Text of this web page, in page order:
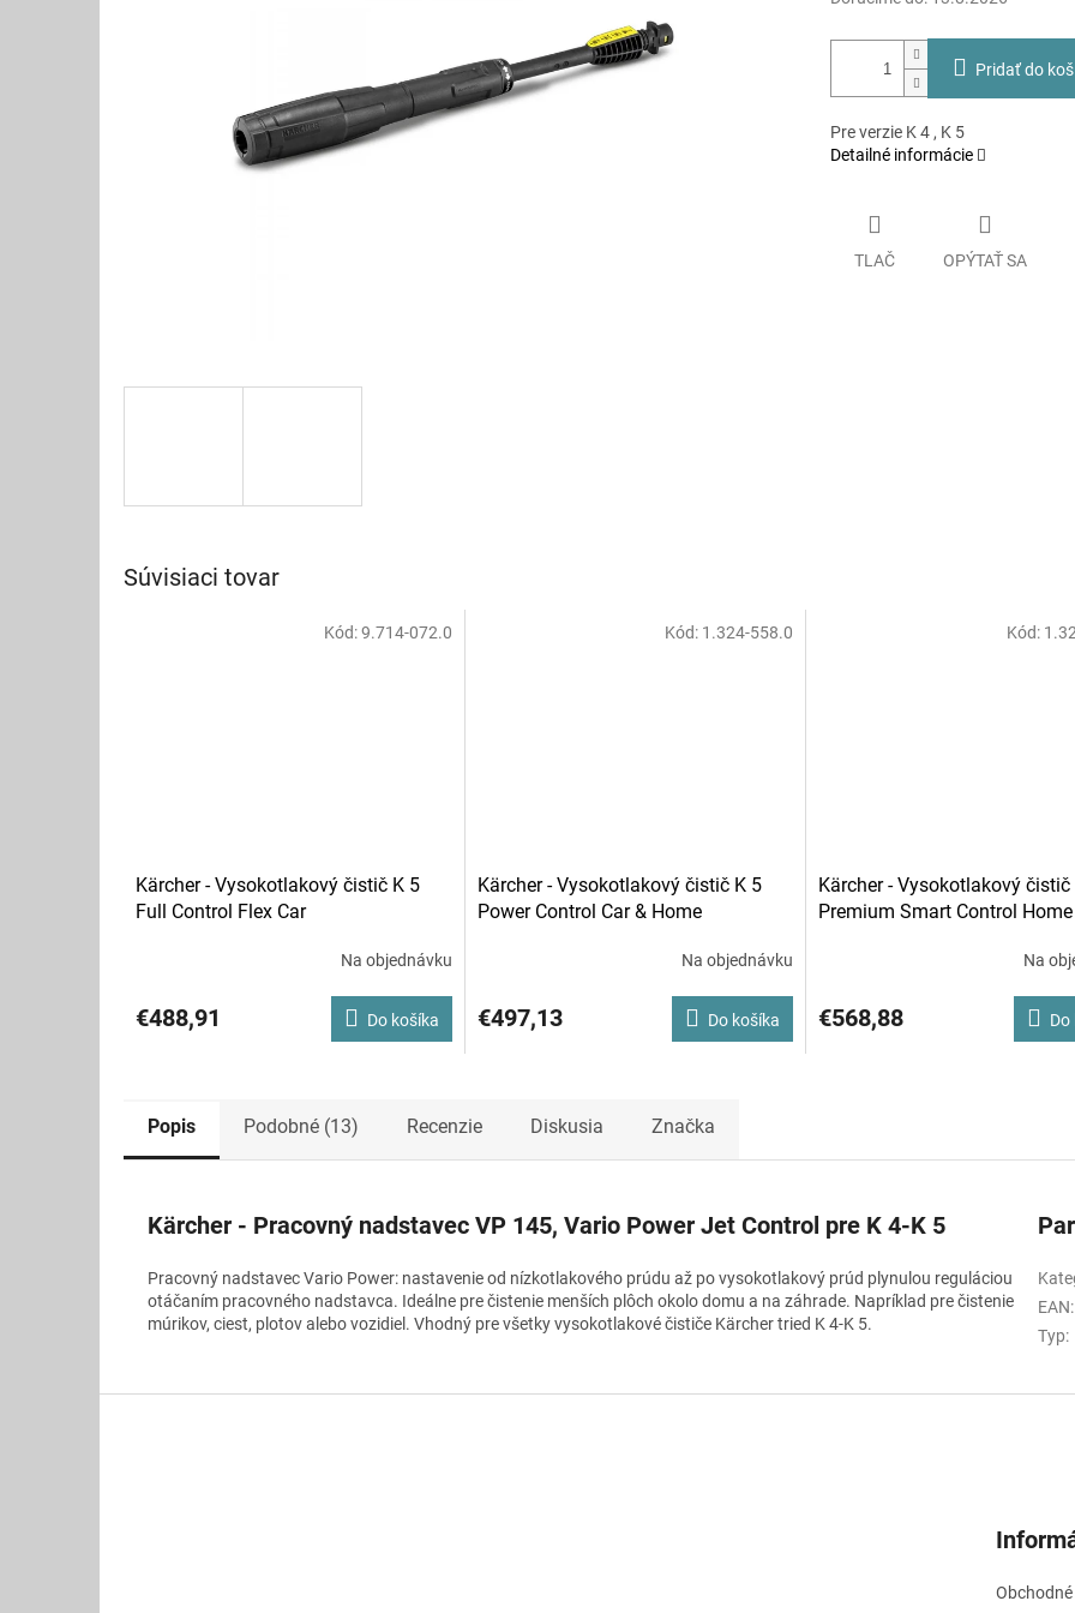
Pridať do
Pre verzie K 4 , K 5
Detailné informácie
TLAČ OPÝTAŤ SA
Súvisiaci tovar
Kärcher - Vysokotlakový čistič K 5
Full Control Flex Car
Na objednávku
€488,91 Do košíka
Kód:9.714-072.0
Kärcher - Vysokotlakový čistič K 5
Power Control Car & Home
Na objednávku
€497,13 Do košíka
Kód: 1.324-558.0
Kärcher - Vysokotlakový čistič
Premium Smart Control Home
Na
€568,88 Do
Kód:
Popis Podobné (13) Recenzie Diskusia Značka
Kärcher - Pracovný nadstavec VP 145, Vario Power Jet Control pre K 4-K 5
Pracovný nadstavec Vario Power: nastavenie od nízkotlakového prúdu až po vysokotlakový prúd plynulou reguláciou
otáčaním pracovného nadstavca. Ideálne pre čistenie menších plôch okolo domu a na záhrade. Napríklad pre čistenie
múrikov, ciest, plotov alebo vozidiel. Vhodný pre všetky vysokotlakové čističe Kärcher tried K 4-K 5.
EAN:
Typ: